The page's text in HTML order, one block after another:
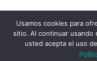
Usamos cookies para
sitio. Al continuar usando
usted acepta el uso